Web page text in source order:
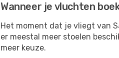
Wanneer je vluchten
Het moment dat je vliegt van
er meestal meer stoelen
meer keuze.